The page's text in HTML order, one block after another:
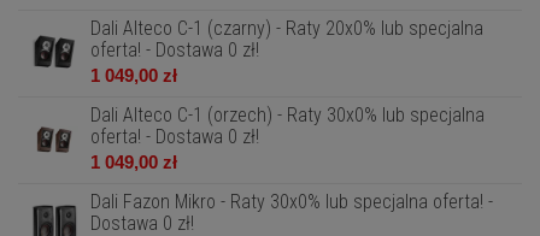
Dali Alteco C-1 (czarny) - Raty 20x0% lub specjalna
oferta! - Dostawa 0 zł!
1 049,00 zł
Dali Alteco C-1 (orzech) - Raty 30x0% lub specjalna
oferta! - Dostawa 0 zł!
1 049,00 zł
Dali Fazon Mikro - Raty 30x0% lub specjalna oferta! -
Dostawa 0 zł!